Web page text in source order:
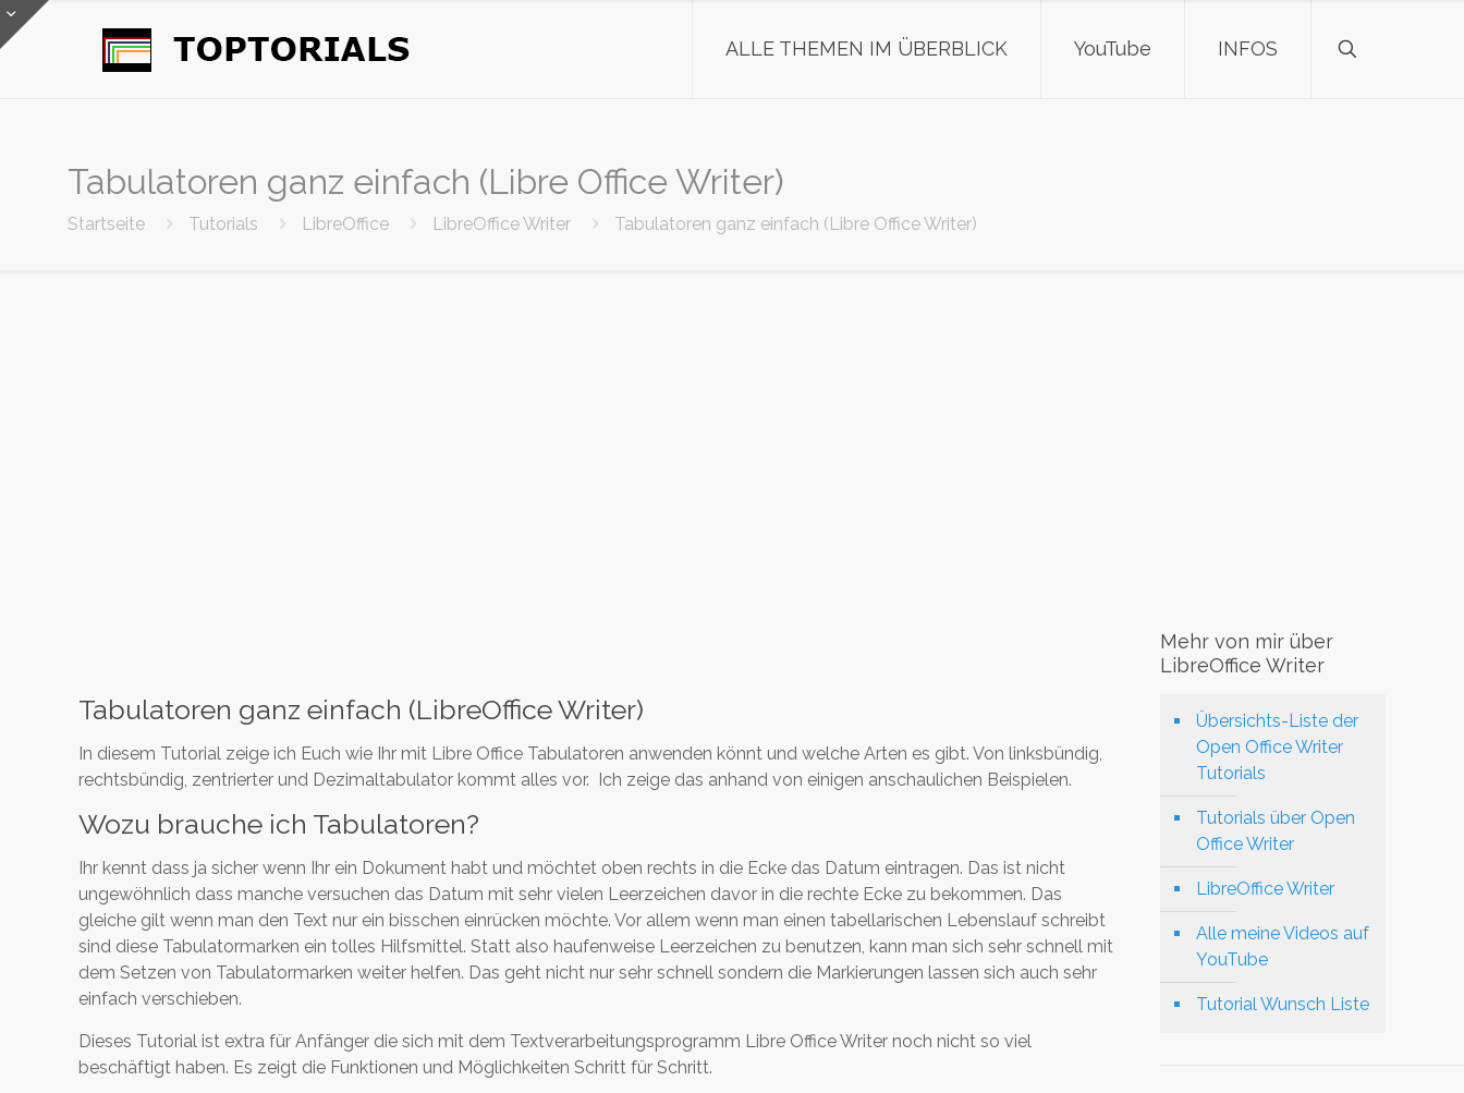
ALLE THEMEN IM ÜBERBLICK YouTube INFOS
Tabulatoren ganz einfach (Libre Office Writer)
Startseite Tutorials LibreOffice LibreOffice Writer Tabulatoren ganz einfach (Libre Office Writer)
Tabulatoren ganz einfach (LibreOffice Writer)
In diesem Tutorial zeige ich Euch wie Ihr mit Libre Office Tabulatoren anwenden könnt und welche Arten es gibt. Von linksbündig,
rechtsbündig, zentrierter und Dezimaltabulator kommt alles vor. Ich zeige das anhand von einigen anschaulichen Beispielen.
Wozu brauche ich Tabulatoren?
Ihr kennt dass ja sicher wenn Ihr ein Dokument habt und möchtet oben rechts in die Ecke das Datum eintragen. Das ist nicht
ungewöhnlich dass manche versuchen das Datum mit sehr vielen Leerzeichen davor in die rechte Ecke zu bekommen. Das
gleiche gilt wenn man den Text nur ein bisschen einrücken möchte. Vor allem wenn man einen tabellarischen Lebenslauf schreibt
sind diese Tabulatormarken ein tolles Hilfsmittel. Statt also haufenweise Leerzeichen zu benutzen, kann man sich sehr schnell mit
dem Setzen von Tabulatormarken weiter helfen. Das geht nicht nur sehr schnell sondern die Markierungen lassen sich auch sehr
einfach verschieben.
Dieses Tutorial ist extra für Anfänger die sich mit dem Textverarbeitungsprogramm Libre Office Writer noch nicht so viel
beschäftigt haben. Es zeigt die Funktionen und Möglichkeiten Schritt für Schritt.
Mehr von mir über
LibreOffice Writer
Übersichts-Liste der
Open Office Writer
Tutorials
Tutorials über Open
Office Writer
LibreOffice Writer
Alle meine Videos auf
YouTube
Tutorial Wunsch Liste